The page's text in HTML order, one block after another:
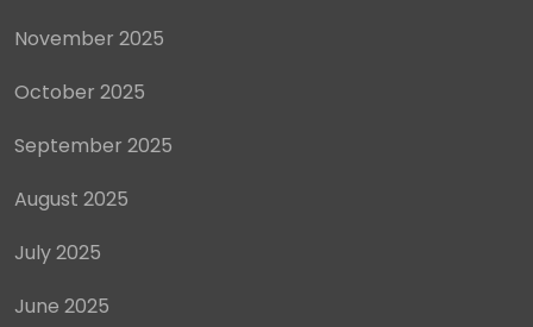
November 2025
October 2025
September 2025
August 2025
July 2025
June 2025